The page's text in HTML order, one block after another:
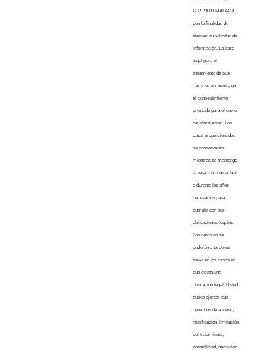
C.P. 29001 MALAGA,
con la finalidad de
atender su solicitud de
información. La base
legal para el
tratamiento de sus
datos se encuentra en
el consentimiento
prestado para el envío
de información. Los
datos proporcionados
se conservarán
mientras se mantenga
la relación contractual
o durante los años
necesarios para
cumplir con las
obligaciones legales.
Los datos no se
cederán a terceros
salvo en los casos en
que exista una
obligación legal. Usted
puede ejercer sus
derechos de acceso,
rectificación, limitación
del tratamiento,
portabilidad, oposición